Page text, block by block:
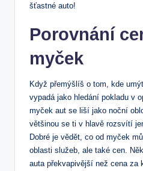
šťastné auto!
Porovnání
myček
Když přemýšlíš o tom, kde
vypadá jako hledání pokladu v
myček aut se liší jako noční
většinou se ti v hlavě rozsvítí
Dobré je vědět, co od myček
oblasti služeb, ale také cen.
auta překvapivější než cena za